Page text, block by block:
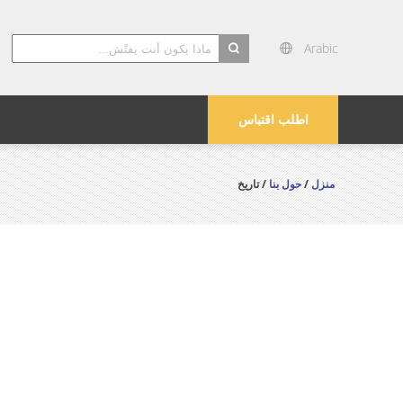
Arabic
اطلب اقتباس
منزل/حول بنا/ تاريخ